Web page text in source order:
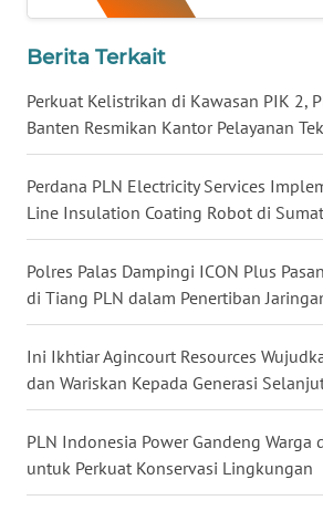
Berita Terkait
Perkuat Kelistrikan di Kawasan PIK 2,
Banten Resmikan Kantor Pelayanan
Perdana PLN Electricity Services
Line Insulation Coating Robot di
Polres Palas Dampingi ICON Plus
di Tiang PLN dalam Penertiban
Ini Ikhtiar Agincourt Resources
dan Wariskan Kepada Generasi
PLN Indonesia Power Gandeng Warga
untuk Perkuat Konservasi Lingkungan
LANGKAT
WN
SELATAN
TANJUNG
LESUNG
WN
KARO
WN
SIMALUNGUN
WN
LABUHANBATU